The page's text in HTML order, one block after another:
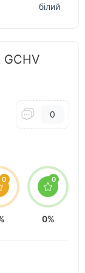
білий
GCHV
0
0 0
0%